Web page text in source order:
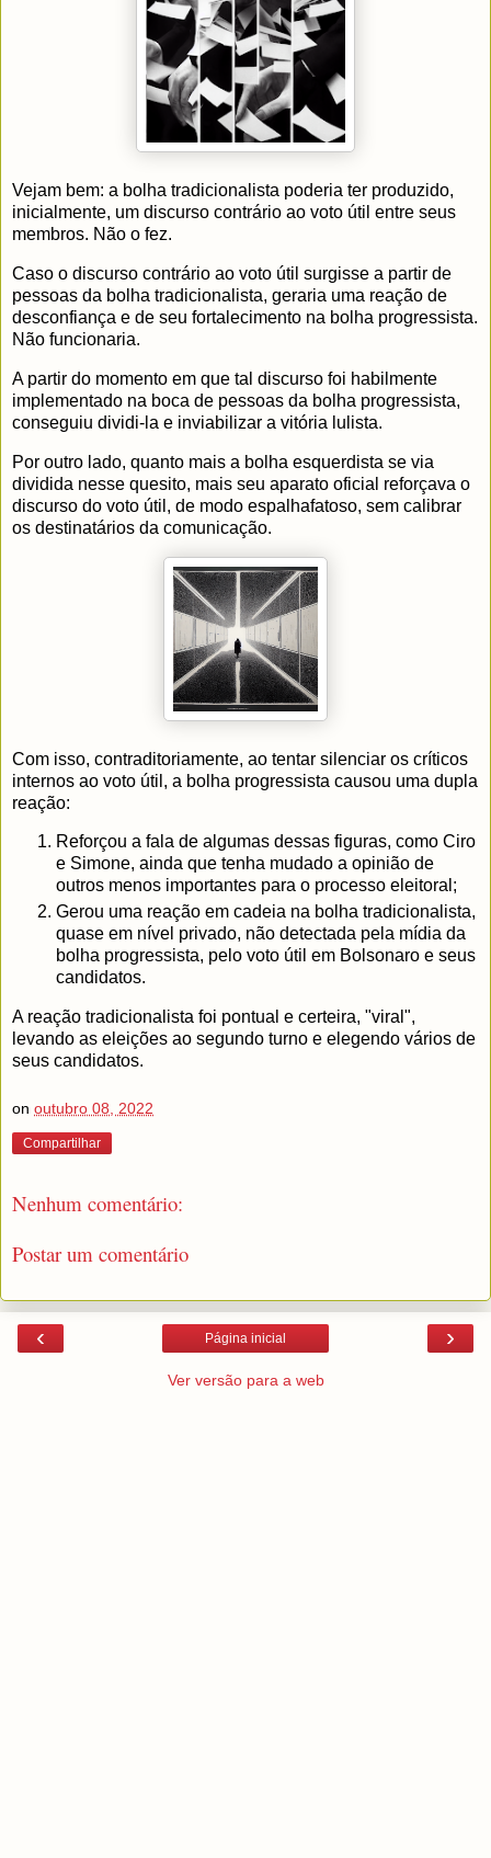
Vejam bem: a bolha tradicionalista poderia ter produzido,
inicialmente, um discurso contrário ao voto útil entre seus
membros. Não o fez.
Caso o discurso contrário ao voto útil surgisse a partir de
pessoas da bolha tradicionalista, geraria uma reação de
desconfiança e de seu fortalecimento na bolha progressista.
Não funcionaria.
A partir do momento em que tal discurso foi habilmente
implementado na boca de pessoas da bolha progressista,
conseguiu dividi-la e inviabilizar a vitória lulista.
Por outro lado, quanto mais a bolha esquerdista se via
dividida nesse quesito, mais seu aparato oficial reforçava o
discurso do voto útil, de modo espalhafatoso, sem calibrar
os destinatários da comunicação.
Com isso, contraditoriamente, ao tentar silenciar os críticos
internos ao voto útil, a bolha progressista causou uma dupla
reação:
Reforçou a fala de algumas dessas figuras, como Ciro
e Simone, ainda que tenha mudado a opinião de
outros menos importantes para o processo eleitoral;
Gerou uma reação em cadeia na bolha tradicionalista,
quase em nível privado, não detectada pela mídia da
bolha progressista, pelo voto útil em Bolsonaro e seus
candidatos.
A reação tradicionalista foi pontual e certeira, "viral",
levando as eleições ao segundo turno e elegendo vários de
seus candidatos.
on outubro 08, 2022
Compartilhar
Nenhum comentário:
Postar um comentário
‹ ›
Página inicial
Ver versão para a web